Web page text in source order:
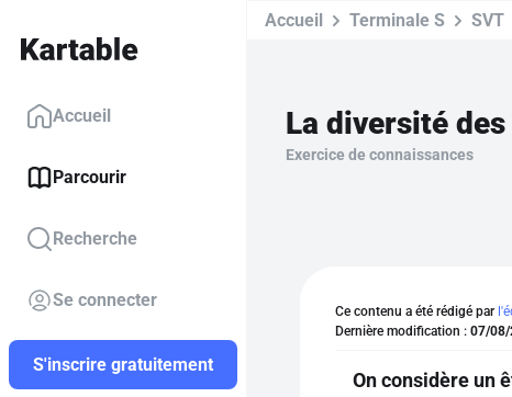
Accueil
Parcourir
Recherche
Se connecter
S'inscrire gratuitement
Accueil Terminale S SVT
La diversité
Exercice de connaissances
Ce contenu a été rédigé par
Dernière modification : 07/
On considère un